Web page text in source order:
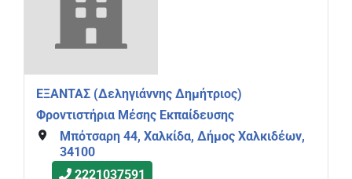
ΕΞΑΝΤΑΣ (Δεληγιάννης Δημήτριος)
Φροντιστήρια Μέσης Εκπαίδευσης
Μπότσαρη 44, Χαλκίδα, Δήμος Χαλκιδέων,
34100
2221037591